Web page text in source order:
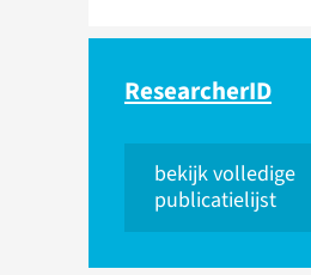
ResearcherID
bekijk volledige
publicatielijst